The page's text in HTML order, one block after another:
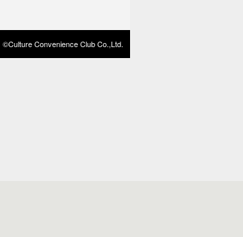
©Culture Convenience Club Co.,Ltd.